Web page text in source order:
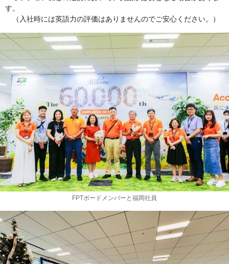
す。
（入社時には英語力の評価はありませんのでご安心ください。）
FPTボードメンバーと福岡社員